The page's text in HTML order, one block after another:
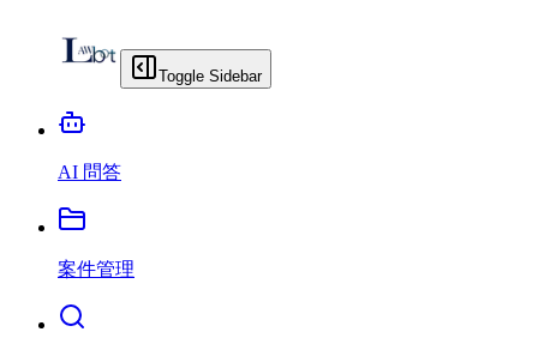
Toggle Sidebar
AI 問答
案件管理